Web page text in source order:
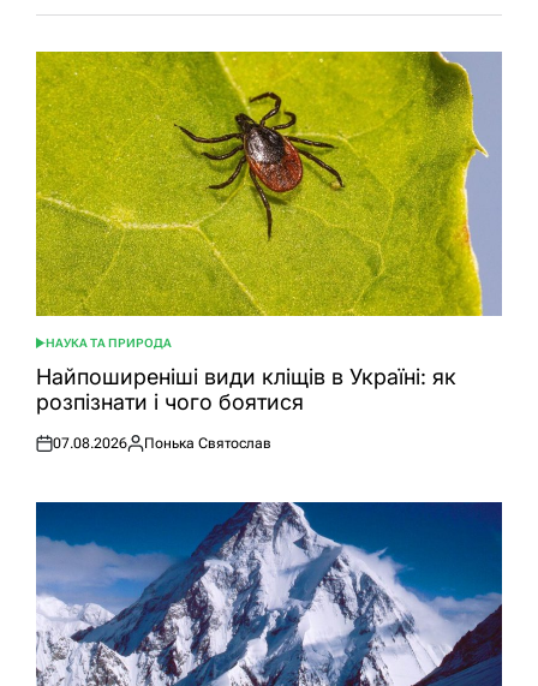
ОПУБЛІКУВАТИ
У
НАУКА ТА ПРИРОДА
Найпоширеніші види кліщів в Україні: як
розпізнати і чого боятися
Оприлюднено
07.08.2026
Опубліковано
Понька Святослав